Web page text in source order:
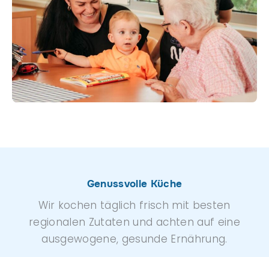
Genussvolle Küche
Wir kochen täglich frisch mit besten
regionalen Zutaten und achten auf eine
ausgewogene, gesunde Ernährung.